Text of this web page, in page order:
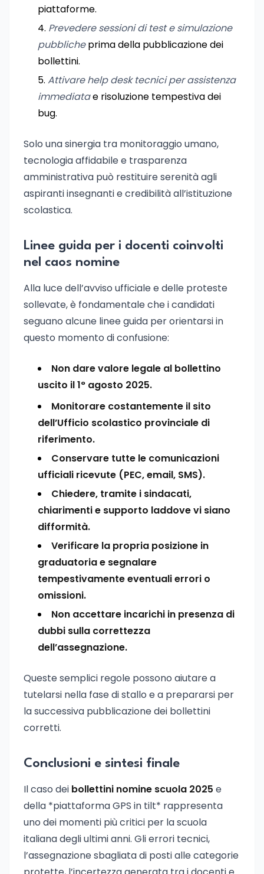
piattaforme.
Prevedere sessioni di test e simulazione
pubblicheprima della pubblicazione dei
bollettini.
Attivare help desk tecnici per assistenza
immediatae risoluzione tempestiva dei
bug.
Solo una sinergia tra monitoraggio umano,
tecnologia affidabile e trasparenza
amministrativa può restituire serenità agli
aspiranti insegnanti e credibilità all’istituzione
scolastica.
Linee guida per i docenti coinvolti
nel caos nomine
Alla luce dell’avviso ufficiale e delle proteste
sollevate, è fondamentale che i candidati
seguano alcune linee guida per orientarsi in
questo momento di confusione:
Non dare valore legale al bollettino
uscito il 1° agosto 2025.
Monitorare costantemente il sito
dell’Ufficio scolastico provinciale di
riferimento.
Conservare tutte le comunicazioni
ufficiali ricevute (PEC, email, SMS).
Chiedere, tramite i sindacati,
chiarimenti e supporto laddove vi siano
difformità.
Verificare la propria posizione in
graduatoria e segnalare
tempestivamente eventuali errori o
omissioni.
Non accettare incarichi in presenza di
dubbi sulla correttezza
dell’assegnazione.
Queste semplici regole possono aiutare a
tutelarsi nella fase di stallo e a prepararsi per
la successiva pubblicazione dei bollettini
corretti.
Conclusioni e sintesi finale
Il caso dei bollettini nomine scuola 2025 e
della *piattaforma GPS in tilt* rappresenta
uno dei momenti più critici per la scuola
italiana degli ultimi anni. Gli errori tecnici,
l’assegnazione sbagliata di posti alle categorie